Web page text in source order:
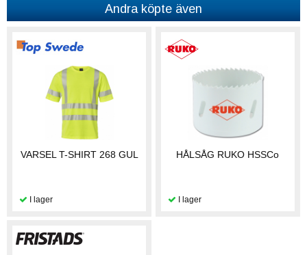
Andra köpte även
VARSEL T-SHIRT 268 GUL HÅLSÅG RUKO HSSCo